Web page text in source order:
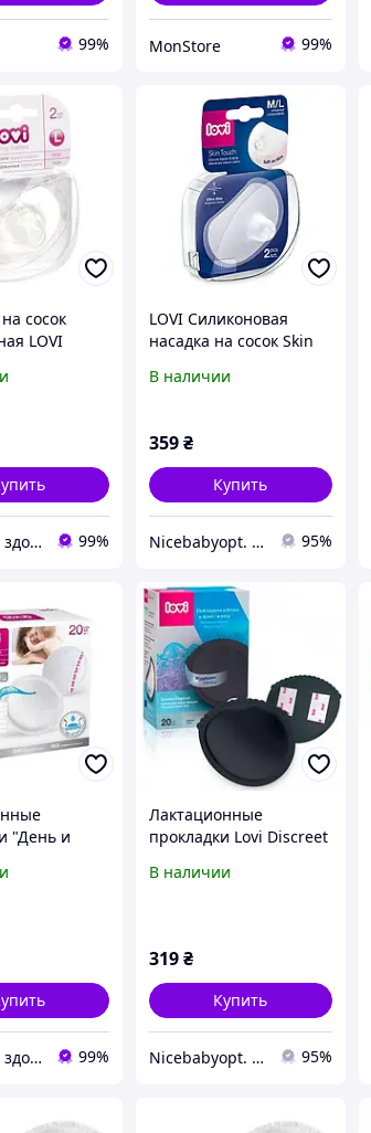
99% MonStore 99%
сосок
LOVI
SVPROM - здоровье и дом 99%
LOVI Силиконовая
насадка на сосок Skin
В наличии
359₴
Купить
Nicebabyopt. Інтернет магазин дитячих товарів 95%
"День и
SVPROM - здоровье и дом 99%
Лактационные
прокладки Lovi Discreet
В наличии
319₴
Купить
Nicebabyopt. Інтернет магазин дитячих товарів 95%